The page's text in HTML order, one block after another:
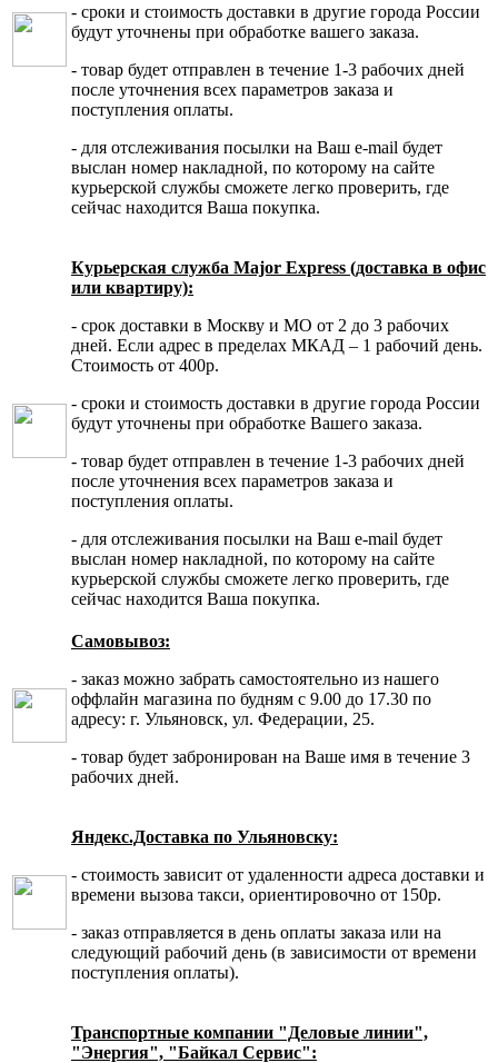
- сроки и стоимость доставки в другие города России
будут уточнены при обработке вашего заказа.
- товар будет отправлен в течение 1-3 рабочих дней
после уточнения всех параметров заказа и
поступления оплаты.
- для отслеживания посылки на Ваш e-mail будет
выслан номер накладной, по которому на сайте
курьерской службы сможете легко проверить, где
сейчас находится Ваша покупка.
Курьерская служба Major Express (доставка в офис
или квартиру):
- срок доставки в Москву и МО от 2 до 3 рабочих
дней. Если адрес в пределах МКАД – 1 рабочий день.
Стоимость от 400р.
- сроки и стоимость доставки в другие города России
будут уточнены при обработке Вашего заказа.
- товар будет отправлен в течение 1-3 рабочих дней
после уточнения всех параметров заказа и
поступления оплаты.
- для отслеживания посылки на Ваш e-mail будет
выслан номер накладной, по которому на сайте
курьерской службы сможете легко проверить, где
сейчас находится Ваша покупка.
Самовывоз:
- заказ можно забрать самостоятельно из нашего
оффлайн магазина по будням с 9.00 до 17.30 по
адресу: г. Ульяновск, ул. Федерации, 25.
- товар будет забронирован на Ваше имя в течение 3
рабочих дней.
Яндекс.Доставка по Ульяновску:
- стоимость зависит от удаленности адреса доставки и
времени вызова такси, ориентировочно от 150р.
- заказ отправляется в день оплаты заказа или на
следующий рабочий день (в зависимости от времени
поступления оплаты).
Транспортные компании "Деловые линии",
"Энергия", "Байкал Сервис":